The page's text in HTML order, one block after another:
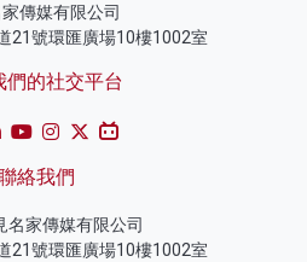
傳媒有限公司
21號環匯廣場10樓1002室
們的社交平台
絡我們
名家傳媒有限公司
21號環匯廣場10樓1002室